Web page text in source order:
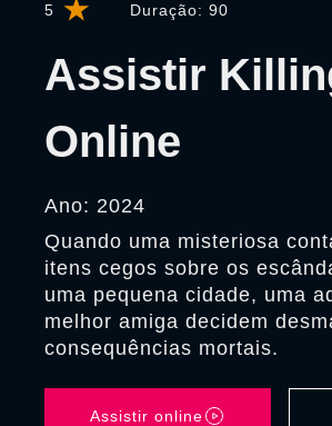
5 Duração: 90
Assistir
Online
Ano: 2024
Quando uma misteriosa
itens cegos sobre os
uma pequena cidade, uma
melhor amiga decidem
consequências mortais.
Assistir online